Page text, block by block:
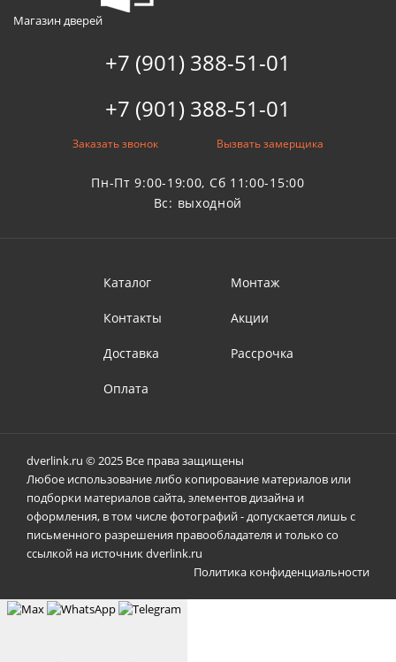
Магазин дверей
+7 (901) 388-51-01
+7 (901) 388-51-01
Заказать звонок Вызвать замерщика
Пн-Пт 9:00-19:00, Сб 11:00-15:00
Вс: выходной
Каталог
Контакты
Доставка
Оплата
Монтаж
Акции
Рассрочка
dverlink.ru © 2025 Все права защищены
Любое использование либо копирование материалов или
подборки материалов сайта, элементов дизайна и
оформления, в том числе фотографий - допускается лишь с
письменного разрешения правообладателя и только со
ссылкой на источник dverlink.ru
Политика конфиденциальности